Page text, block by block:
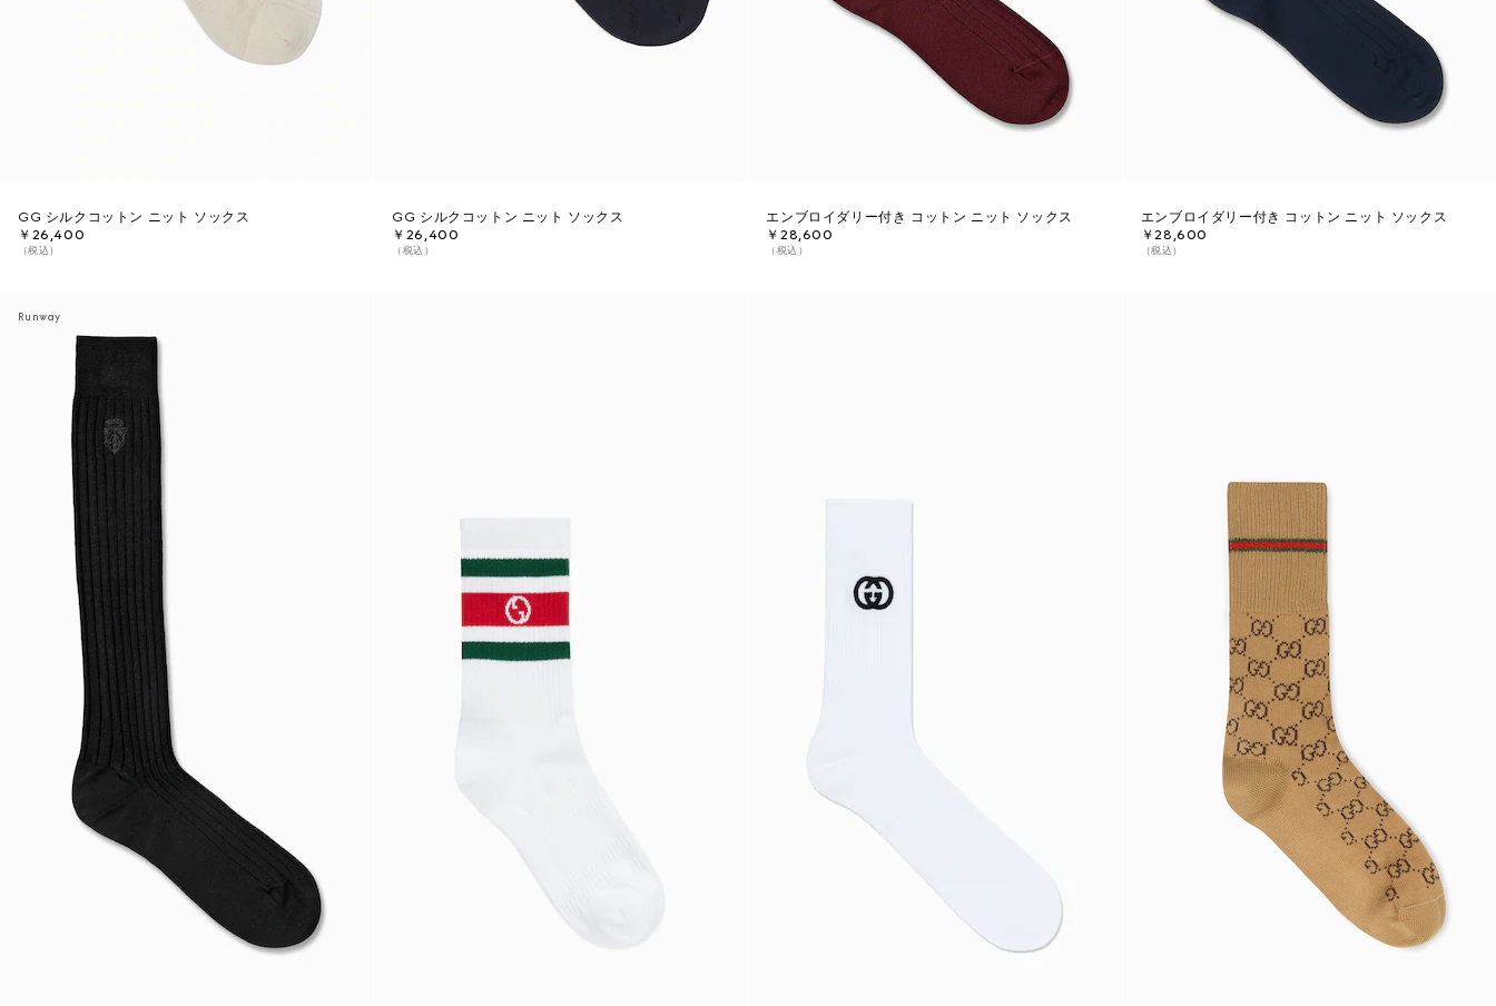
GG シルクコットン ニット ソックス
￥26,400
（税込）
GG シルクコットン ニット ソックス
￥26,400
（税込）
エンブロイダリー付き コットン ニット ソックス
￥28,600
（税込）
エンブロイダリー付き コットン ニット ソックス
￥28,600
（税込）
Runway